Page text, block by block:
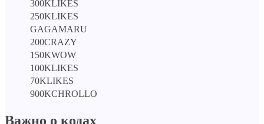
300KLIKES
250KLIKES
GAGAMARU
200CRAZY
150KWOW
100KLIKES
70KLIKES
900KCHROLLO
Важно о кодах